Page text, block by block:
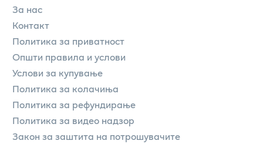
За нас
Контакт
Политика за приватност
Општи правила и услови
Услови за купување
Политика за колачиња
Политика за рефундирање
Политика за видео надзор
Закон за заштита на потрошувачите